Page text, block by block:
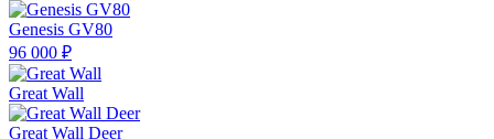
Genesis GV80
96 000 ₽
Great Wall
Great Wall Deer